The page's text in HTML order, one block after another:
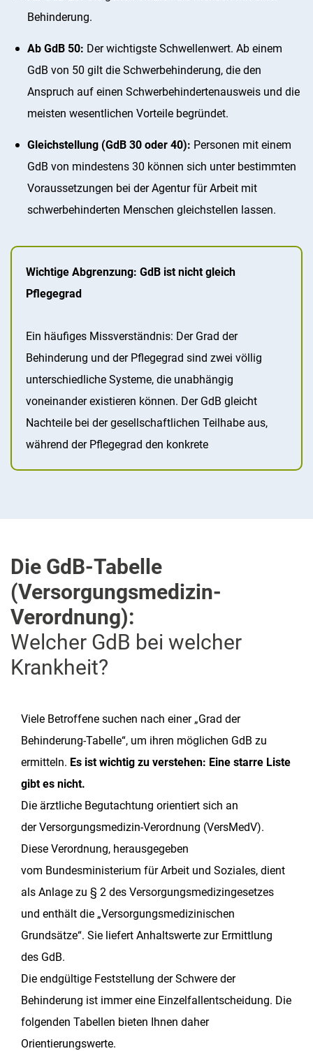
Behinderung.
Ab GdB 50: Der wichtigste Schwellenwert. Ab einem
GdB von 50 gilt die Schwerbehinderung, die den
Anspruch auf einen Schwerbehindertenausweis und die
meisten wesentlichen Vorteile begründet.
Gleichstellung (GdB 30 oder 40): Personen mit einem
GdB von mindestens 30 können sich unter bestimmten
Voraussetzungen bei der Agentur für Arbeit mit
schwerbehinderten Menschen gleichstellen lassen.
Wichtige Abgrenzung: GdB ist nicht gleich
Pflegegrad
Ein häufiges Missverständnis: Der Grad der
Behinderung und der Pflegegrad sind zwei völlig
unterschiedliche Systeme, die unabhängig
voneinander existieren können. Der GdB gleicht
Nachteile bei der gesellschaftlichen Teilhabe aus,
während der Pflegegrad den konkrete
Die GdB-Tabelle
(Versorgungsmedizin-
Verordnung):
Welcher GdB bei welcher
Krankheit?
Viele Betroffene suchen nach einer „Grad der
Behinderung-Tabelle“, um ihren möglichen GdB zu
ermitteln. Es ist wichtig zu verstehen: Eine starre Liste
gibt es nicht.
Die ärztliche Begutachtung orientiert sich an
der Versorgungsmedizin-Verordnung (VersMedV).
Diese Verordnung, herausgegeben
vom Bundesministerium für Arbeit und Soziales, dient
als Anlage zu § 2 des Versorgungsmedizingesetzes
und enthält die „Versorgungsmedizinischen
Grundsätze“. Sie liefert Anhaltswerte zur Ermittlung
des GdB.
Die endgültige Feststellung der Schwere der
Behinderung ist immer eine Einzelfallentscheidung. Die
folgenden Tabellen bieten Ihnen daher
Orientierungswerte.